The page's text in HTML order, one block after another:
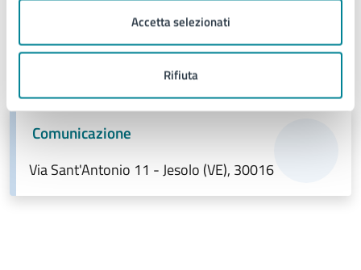
Accetta selezionati
Rifiuta
Comunicazione
Via Sant'Antonio 11 - Jesolo (VE), 30016